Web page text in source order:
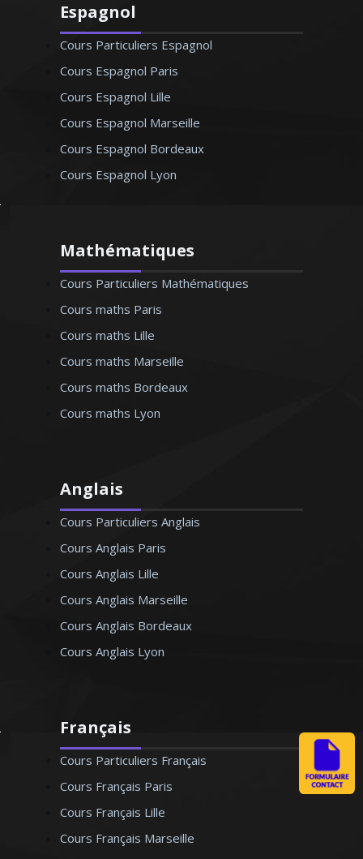
Espagnol
Cours Particuliers Espagnol
Cours Espagnol Paris
Cours Espagnol Lille
Cours Espagnol Marseille
Cours Espagnol Bordeaux
Cours Espagnol Lyon
Mathématiques
Cours Particuliers Mathématiques
Cours maths Paris
Cours maths Lille
Cours maths Marseille
Cours maths Bordeaux
Cours maths Lyon
Anglais
Cours Particuliers Anglais
Cours Anglais Paris
Cours Anglais Lille
Cours Anglais Marseille
Cours Anglais Bordeaux
Cours Anglais Lyon
Français
Cours Particuliers Français
Cours Français Paris
Cours Français Lille
Cours Français Marseille